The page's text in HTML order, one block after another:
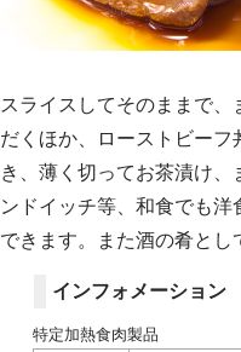
スライスしてそのままで
だくほか、ローストビー
き、薄く切ってお茶漬け
ンドイッチ等、和食でも
できます。また酒の肴とし
インフォメーション
特定加熱食肉製品